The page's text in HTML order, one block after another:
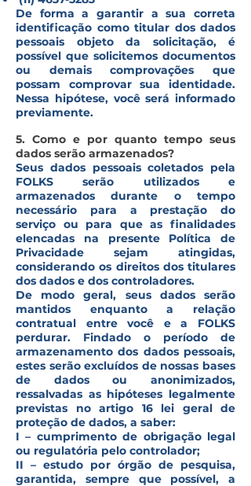
De forma a garantir a sua correta
identificação como titular dos dados
pessoais objeto da solicitação, é
possível que solicitemos documentos
ou demais comprovações que
possam comprovar sua identidade.
Nessa hipótese, você será informado
previamente.
5. Como e por quanto tempo seus
dados serão armazenados?
Seus dados pessoais coletados pela
FOLKS serão utilizados e
armazenados durante o tempo
necessário para a prestação do
serviço ou para que as finalidades
elencadas na presente Política de
Privacidade sejam atingidas,
considerando os direitos dos titulares
dos dados e dos controladores.
De modo geral, seus dados serão
mantidos enquanto a relação
contratual entre você e a FOLKS
perdurar. Findado o período de
armazenamento dos dados pessoais,
estes serão excluídos de nossas bases
de dados ou anonimizados,
ressalvadas as hipóteses legalmente
previstas no artigo 16 lei geral de
proteção de dados, a saber:
I – cumprimento de obrigação legal
ou regulatória pelo controlador;
II – estudo por órgão de pesquisa,
garantida, sempre que possível, a